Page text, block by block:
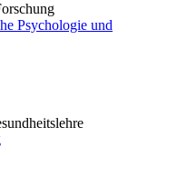
Psychologie und